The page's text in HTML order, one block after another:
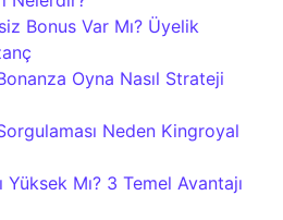
Bonus Var Mı? Üyelik
Oyna Nasıl Strateji
Neden Kingroyal
Mı? 3 Temel Avantajı